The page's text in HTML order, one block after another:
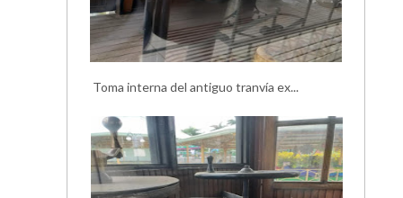
Toma interna del antiguo tranvía ex...